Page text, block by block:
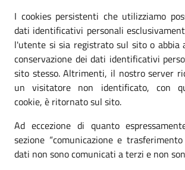
I cookies persistenti che utilizziamo
dati identificativi personali
l'utente si sia registrato sul sito o abbia
conservazione dei dati identificativi
sito stesso. Altrimenti, il nostro server
un visitatore non identificato, con
cookie, è ritornato sul sito.
Ad eccezione di quanto
sezione “comunicazione e
dati non sono comunicati a terzi e non